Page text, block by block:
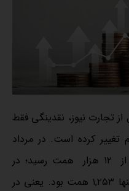
از تجارت نیوز، نقدینگی فقط
تغییر کرده است. در مرداد
۱۴۰۴ حجم کل نقدینگی به بیش از ۱۲ هزار همت رسید؛ در
حالی که این عدد در سال ۱۳۹۵ تنها ۱,۲۵۳ همت بود. یعنی در